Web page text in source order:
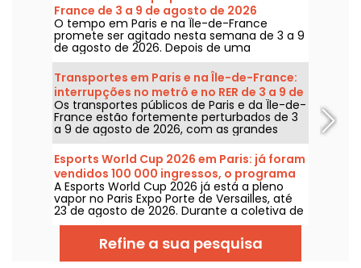
France de 3 a 9 de agosto de 2026
O tempo em Paris e na Île-de-France
promete ser agitado nesta semana de 3 a 9
de agosto de 2026. Depois de uma
segunda-feira de calor extremo, com risco
de tempestades, as temperaturas vão cair
gradualmente antes do retorno de tempo
mais quente e ensolarado para o fim de
semana.
Transportes em Paris e na Île-de-France:
interrupções no metrô e no RER de 3 a 9 de
agosto de 2026
Os transportes públicos de Paris e da Île-de-
France estão fortemente perturbados de 3
a 9 de agosto de 2026, com as grandes
obras de verão que afetam gravemente
algumas linhas, segundo a RATP e a SNCF.
Esports World Cup 2026 em Paris: já foram
vendidos 100 000 ingressos, o programa
A Esports World Cup 2026 já está a pleno
vapor no Paris Expo Porte de Versailles, até
23 de agosto de 2026. Durante a coletiva de
imprensa desta quarta-feira, 8 de julho, os
organizadores anunciaram 100 mil ingressos
já vendidos para esta primeira edição fora
da Arábia Saudita. Vamos fazer o panorama
Refine a sua pesquisa